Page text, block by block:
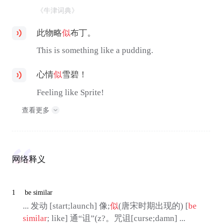
《牛津词典》
此物略似布丁。
This is something like a pudding.
心情似雪碧！
Feeling like Sprite!
查看更多
网络释义
1 be similar
... 发动 [start;launch] 像;似(唐宋时期出现的) [be
similar; like] 通“诅”(z?。咒诅[curse;damn] ...